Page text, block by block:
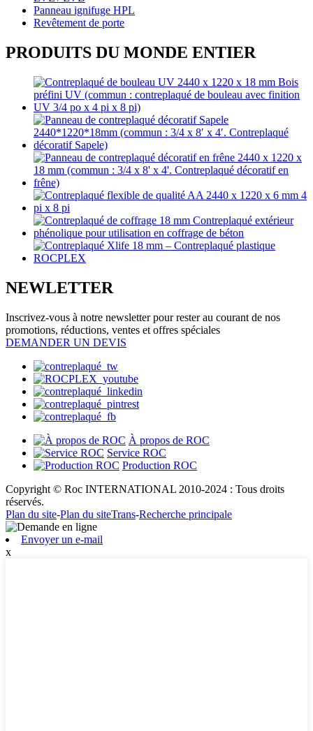
Panneau ignifuge HPL
Revêtement de porte
PRODUITS DU MONDE ENTIER
NEWLETTER
Inscrivez-vous à notre newsletter pour rester au courant de nos
promotions, réductions, ventes et offres spéciales
DEMANDER UN DEVIS
À propos de ROC
Service ROC
Production ROC
Copyright © Roc INTERNATIONAL 2010-2024 : Tous droits
réservés.
Plan du site-Plan du siteTrans-Recherche principale
Envoyer un e-mail
x